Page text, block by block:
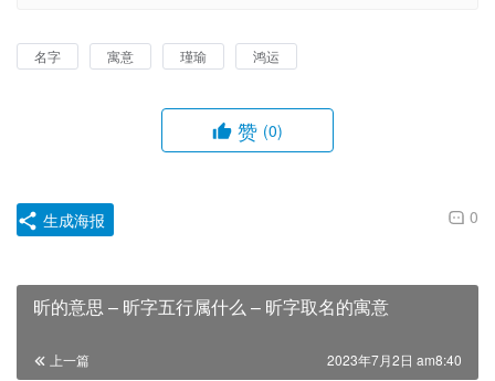
名字 寓意 瑾瑜 鸿运
赞 (0)
0
生成海报
昕的意思 – 昕字五行属什么 – 昕字取名的寓意
上一篇 2023年7月2日 am8:40